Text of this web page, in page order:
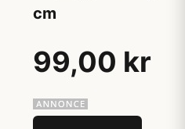
cm
99,00 kr